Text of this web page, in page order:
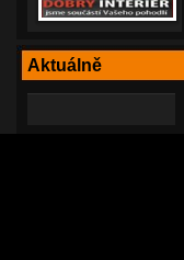
Aktuálně